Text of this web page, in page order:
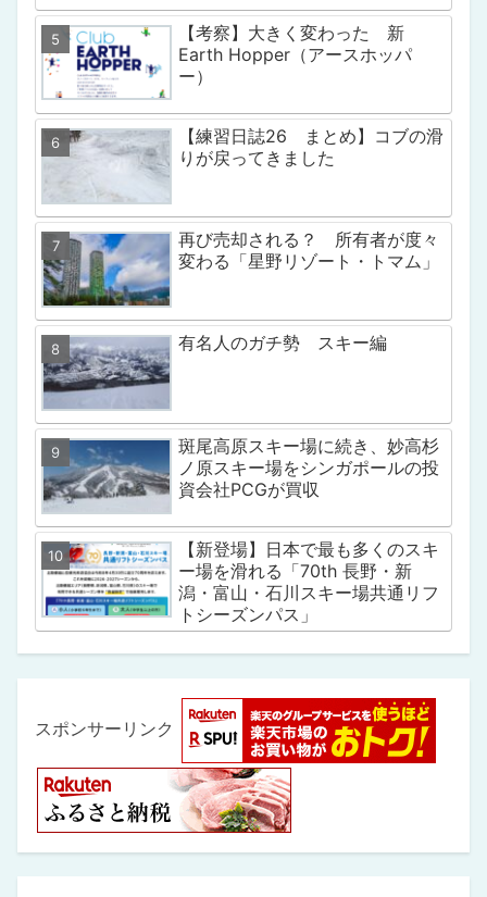
【考察】大きく変わった 新
Earth Hopper（アースホッパ
ー）
【練習日誌26 まとめ】コブの滑
りが戻ってきました
再び売却される？ 所有者が度々
変わる「星野リゾート・トマム」
有名人のガチ勢 スキー編
斑尾高原スキー場に続き、妙高杉
ノ原スキー場をシンガポールの投
資会社PCGが買収
【新登場】日本で最も多くのスキ
ー場を滑れる「70th 長野・新
潟・富山・石川スキー場共通リフ
トシーズンパス」
スポンサーリンク